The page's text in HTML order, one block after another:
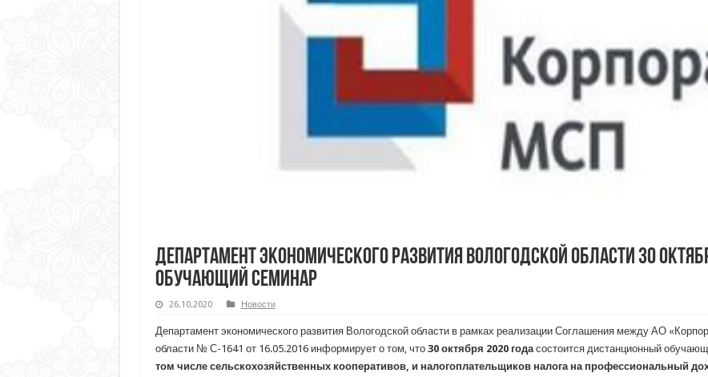
Департамент экономического развития Вологодской области 30
обучающий семинар
26.10.2020 Новости
Департамент экономического развития Вологодской области в рамках реализации Соглашения между АО
области № С-1641 от 16.05.2016 информирует о том, что 30 октября 2020 годасостоится дистанционный
том числе сельскохозяйственных кооперативов, и налогоплательщиков налога на профессиональный